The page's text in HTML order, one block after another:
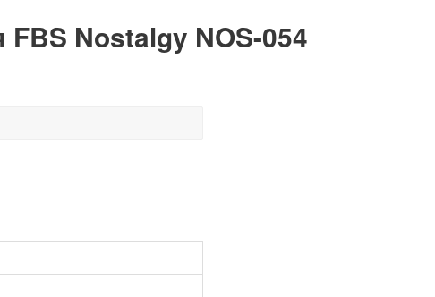
Nostalgy NOS-054